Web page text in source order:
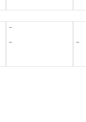
–
– –